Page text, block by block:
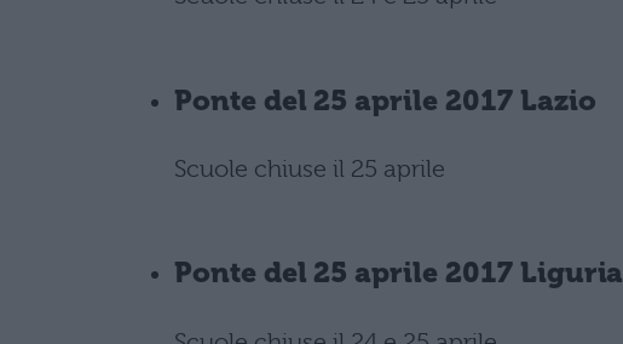
Ponte del 25 aprile 2017 Lazio
Scuole chiuse il 25 aprile
Ponte del 25 aprile 2017 Liguria